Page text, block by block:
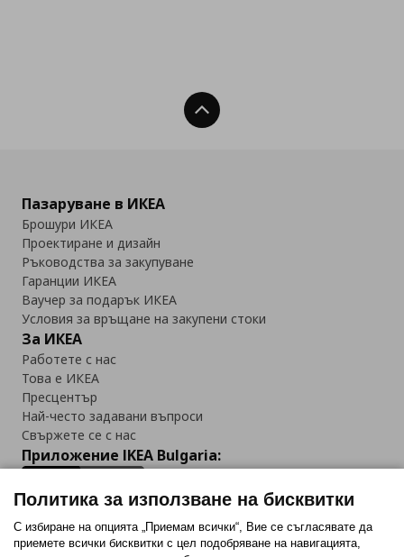
Нагоре
Пазаруване в ИКЕА
Брошури ИКЕА
Проектиране и дизайн
Ръководства за закупуване
Гаранции ИКЕА
Ваучер за подарък ИКЕА
Условия за връщане на закупени стоки
За ИКЕА
Работете с нас
Това е ИКЕА
Пресцентър
Най-често задавани въпроси
Свържете се с нас
Приложение IKEA Bulgaria:
Последвайте ни:
Политика за използване на бисквитки
С избиране на опцията „Приемам всички“, Вие се съгласявате да
приемете всички бисквитки с цел подобряване на навигацията,